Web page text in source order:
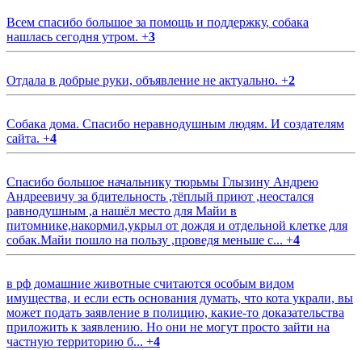
Всем спасибо большое за помощь и поддержку, собака
нашлась сегодня утром. +3
Отдала в добрые руки, объявление не актуально. +2
Собака дома. Спасибо неравнодушным людям. И создателям
сайта. +4
Спасибо большое начальнику тюрьмы Глызину Андрею
Андреевичу за бдительность ,тёплый приют ,неостался
равнодушным ,а нашёл место для Майи в
питомнике,накормил,укрыл от дождя и отдельной клетке для
собак.Майи пошло на пользу ,проведя меньше с... +4
в рф домашние животные считаются особым видом
имущества, и если есть основания думать, что кота украли, вы
может подать заявление в полицию, какие-то доказательства
приложить к заявлению. Но они не могут просто зайти на
частную территорию б... +4